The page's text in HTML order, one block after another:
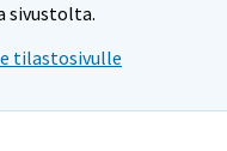
sivustolta.
tilastosivulle